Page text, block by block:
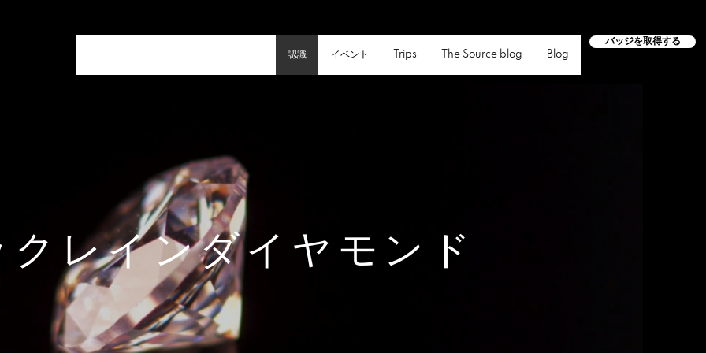
認識 イベント Trips The Source blog Blog
バッジを取得する
クレインダイヤモンド